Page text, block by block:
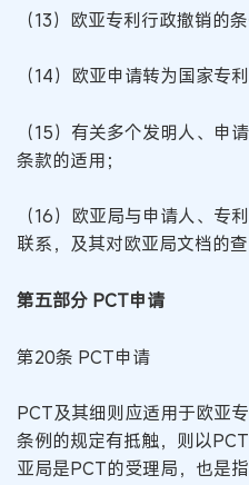
（13）欧亚专利行政撤销的条
（14）欧亚申请转为国家专利
（15）有关多个发明人、申
条款的适用；
（16）欧亚局与申请人、专
联系，及其对欧亚局文档的查
第五部分 PCT申请
第20条 PCT申请
PCT及其细则应适用于欧亚
条例的规定有抵触，则以
亚局是PCT的受理局，也是